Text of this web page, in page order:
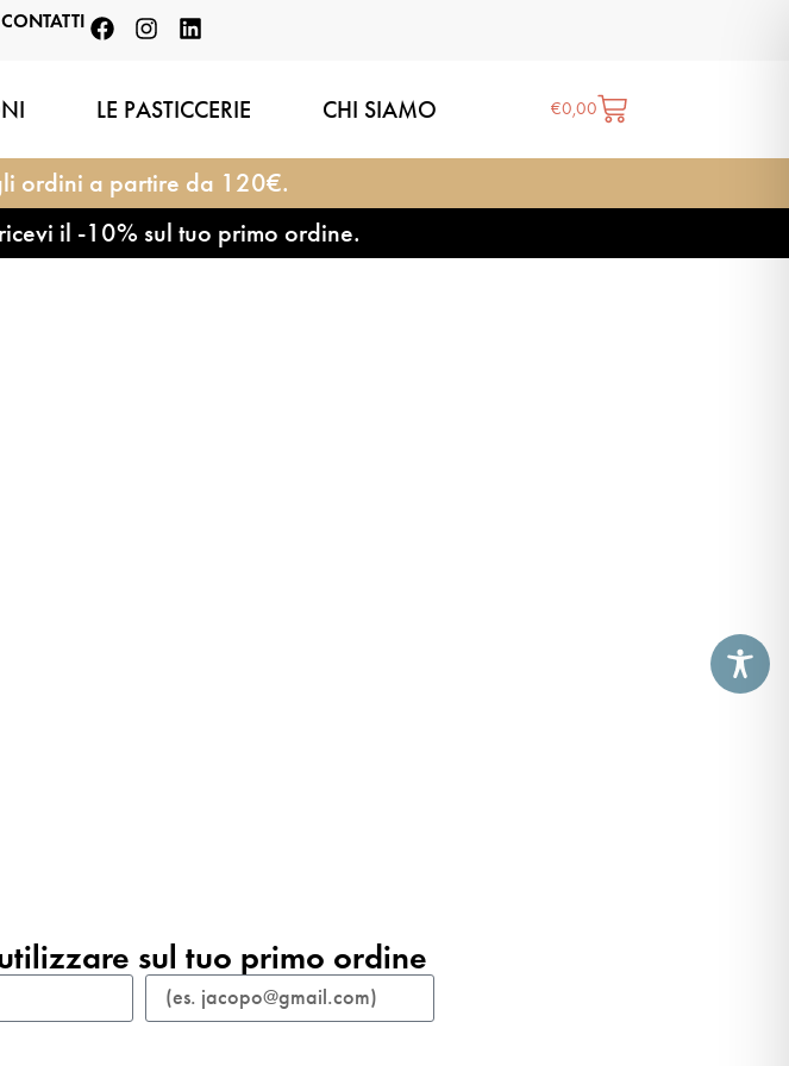
CONTATTI
LE PASTICCERIE CHI SIAMO €0,00
ordini a partire da 120€.
il -10% sul tuo primo ordine.
sul tuo primo ordine​